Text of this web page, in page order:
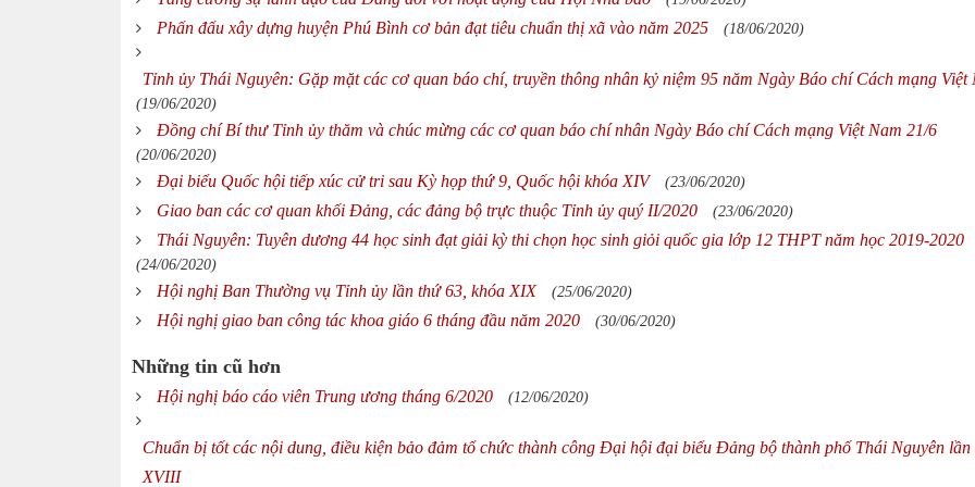
Phấn đấu xây dựng huyện Phú Bình cơ bản đạt tiêu chuẩn thị xã vào năm 2025 (18/06/2020)
Tỉnh ủy Thái Nguyên: Gặp mặt các cơ quan báo chí, truyền thông nhân kỷ niệm 95 năm Ngày Báo chí Cách mạng Việt
(19/06/2020)
Đồng chí Bí thư Tỉnh ủy thăm và chúc mừng các cơ quan báo chí nhân Ngày Báo chí Cách mạng Việt Nam 21/6
(20/06/2020)
Đại biểu Quốc hội tiếp xúc cử tri sau Kỳ họp thứ 9, Quốc hội khóa XIV (23/06/2020)
Giao ban các cơ quan khối Đảng, các đảng bộ trực thuộc Tỉnh ủy quý II/2020 (23/06/2020)
Thái Nguyên: Tuyên dương 44 học sinh đạt giải kỳ thi chọn học sinh giỏi quốc gia lớp 12 THPT năm học 2019-2020
(24/06/2020)
Hội nghị Ban Thường vụ Tỉnh ủy lần thứ 63, khóa XIX (25/06/2020)
Hội nghị giao ban công tác khoa giáo 6 tháng đầu năm 2020 (30/06/2020)
Những tin cũ hơn
Hội nghị báo cáo viên Trung ương tháng 6/2020 (12/06/2020)
Chuẩn bị tốt các nội dung, điều kiện bảo đảm tổ chức thành công Đại hội đại biểu Đảng bộ thành phố Thái Nguyên lần
XVIII